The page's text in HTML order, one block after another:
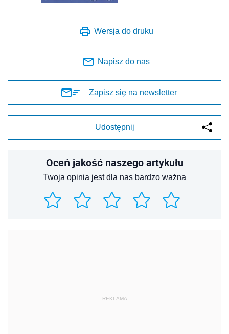
Wersja do druku
Napisz do nas
Zapisz się na newsletter
Udostępnij
Oceń jakość naszego artykułu
Twoja opinia jest dla nas bardzo ważna
REKLAMA